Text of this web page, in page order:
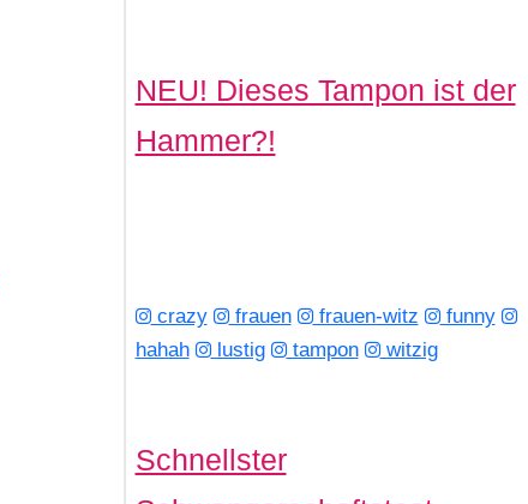
NEU! Dieses Tampon ist der
Hammer?!
crazy frauen frauen-witz
funny
hahah
lustig tampon witzig
Schnellster